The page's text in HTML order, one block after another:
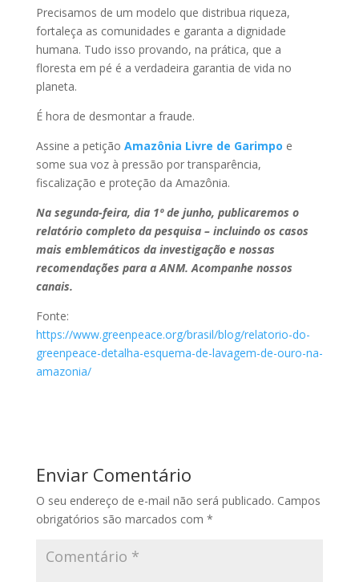
Precisamos de um modelo que distribua riqueza,
fortaleça as comunidades e garanta a dignidade
humana. Tudo isso provando, na prática, que a
floresta em pé é a verdadeira garantia de vida no
planeta.
É hora de desmontar a fraude.
Assine a petição Amazônia Livre de Garimpo e
some sua voz à pressão por transparência,
fiscalização e proteção da Amazônia.
Na segunda-feira, dia 1º de junho, publicaremos o
relatório completo da pesquisa – incluindo os casos
mais emblemáticos da investigação e nossas
recomendações para a ANM. Acompanhe nossos
canais.
Fonte:
https://www.greenpeace.org/brasil/blog/relatorio-do-
greenpeace-detalha-esquema-de-lavagem-de-ouro-na-
amazonia/
Enviar Comentário
O seu endereço de e-mail não será publicado. Campos
obrigatórios são marcados com *